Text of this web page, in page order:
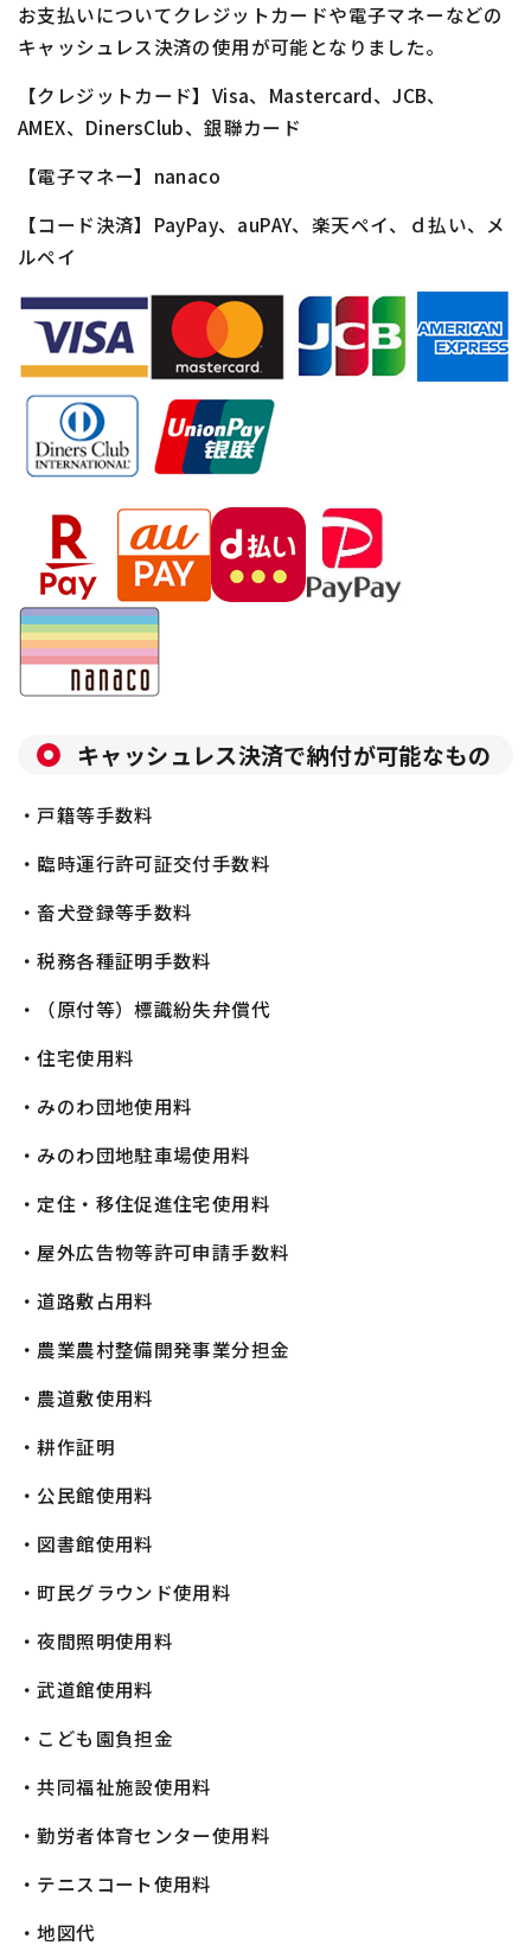
お支払いについてクレジットカードや電子マネーなどの
キャッシュレス決済の使用が可能となりました。
【クレジットカード】 Visa、 Mastercard、JCB、
AMEX、 DinersClub、銀聯カード
【電子マネー】 nanaco
【コード決済】 PayPay、 auPAY、楽天ペイ、ｄ払い、メ
ルペイ
キャッシュレス決済で納付が可能なもの
・戸籍等手数料
・臨時運行許可証交付手数料
・畜犬登録等手数料
・税務各種証明手数料
・（原付等）標識紛失弁償代
・住宅使用料
・みのわ団地使用料
・みのわ団地駐車場使用料
・定住・移住促進住宅使用料
・屋外広告物等許可申請手数料
・道路敷占用料
・農業農村整備開発事業分担金
・農道敷使用料
・耕作証明
・公民館使用料
・図書館使用料
・町民グラウンド使用料
・夜間照明使用料
・武道館使用料
・こども園負担金
・共同福祉施設使用料
・勤労者体育センター使用料
・テニスコート使用料
・地図代